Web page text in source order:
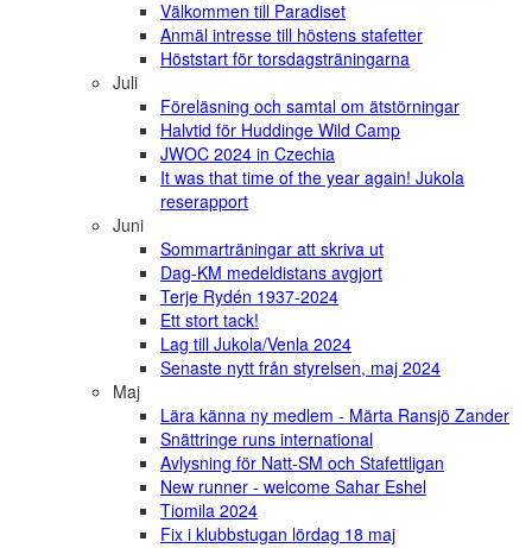
Välkommen till Paradiset
Anmäl intresse till höstens stafetter
Höststart för torsdagsträningarna
Juli
Föreläsning och samtal om ätstörningar
Halvtid för Huddinge Wild Camp
JWOC 2024 in Czechia
It was that time of the year again! Jukola
reserapport
Juni
Sommarträningar att skriva ut
Dag-KM medeldistans avgjort
Terje Rydén 1937-2024
Ett stort tack!
Lag till Jukola/Venla 2024
Senaste nytt från styrelsen, maj 2024
Maj
Lära känna ny medlem - Märta Ransjö Zander
Snättringe runs international
Avlysning för Natt-SM och Stafettligan
New runner - welcome Sahar Eshel
Tiomila 2024
Fix i klubbstugan lördag 18 maj